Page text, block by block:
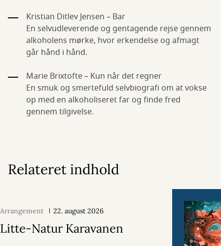
Kristian Ditlev Jensen – Bar
En selvudleverende og gentagende rejse gennem
alkoholens mørke, hvor erkendelse og afmagt
går hånd i hånd.
Marie Brixtofte – Kun når det regner
En smuk og smertefuld selvbiografi om at vokse
op med en alkoholiseret far og finde fred
gennem tilgivelse.
Relateret indhold
Arrangement 22. august 2026
Litte-Natur Karavanen